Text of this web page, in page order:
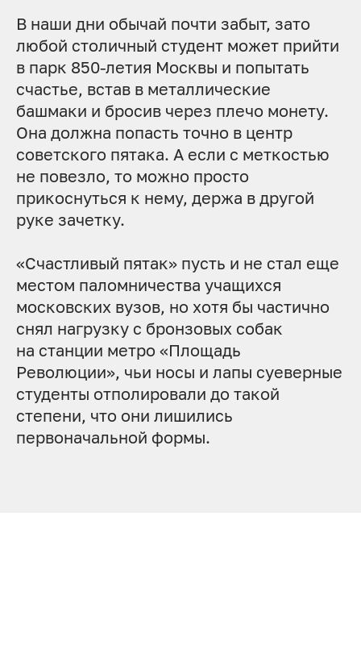
В наши дни обычай почти забыт, зато
любой столичный студент может прийти
в парк 850-летия Москвы и попытать
счастье, встав в металлические
башмаки и бросив через плечо монету.
Она должна попасть точно в центр
советского пятака. А если с меткостью
не повезло, то можно просто
прикоснуться к нему, держа в другой
руке зачетку.
«Счастливый пятак» пусть и не стал еще
местом паломничества учащихся
московских вузов, но хотя бы частично
снял нагрузку с бронзовых собак
на станции метро «Площадь
Революции», чьи носы и лапы суеверные
студенты отполировали до такой
степени, что они лишились
первоначальной формы.